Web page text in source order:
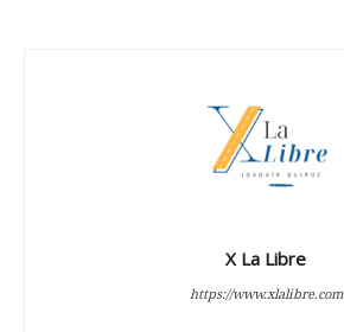
X La Libre
https://www.xlalibre.com